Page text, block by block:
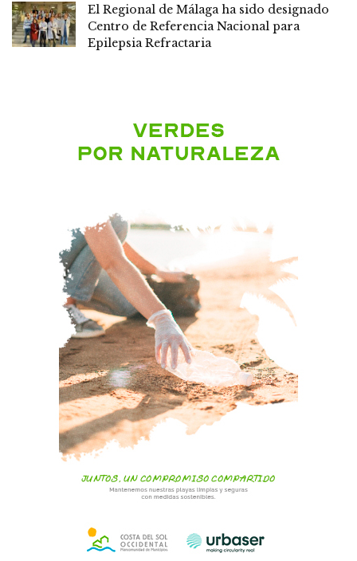
El Regional de Málaga ha sido designado
Centro de Referencia Nacional para
Epilepsia Refractaria